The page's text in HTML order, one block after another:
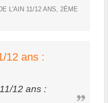
L'AIN 11/12 ANS, 2ÈME
12 ans :